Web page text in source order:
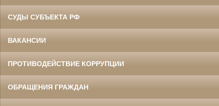
СУДЫ СУБЪЕКТА РФ
ВАКАНСИИ
ПРОТИВОДЕЙСТВИЕ КОРРУПЦИИ
ОБРАЩЕНИЯ ГРАЖДАН